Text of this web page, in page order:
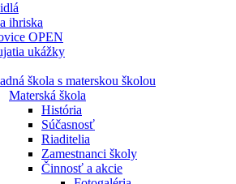
ihriska
OPEN
ukážky
škola s materskou školou
Materská škola
História
Súčasnosť
Riaditelia
Zamestnanci školy
Činnosť a akcie